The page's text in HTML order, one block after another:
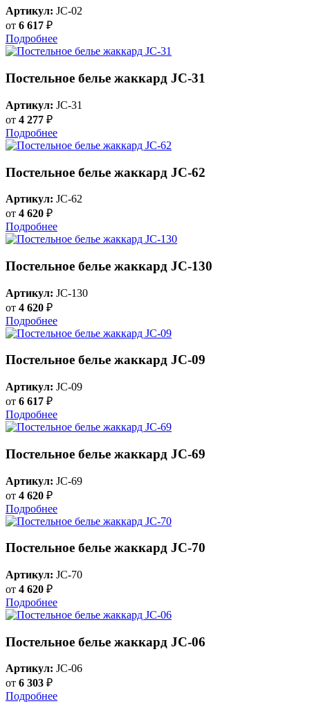
Артикул: JC-02
от 6 617 ₽
Подробнее
Постельное белье жаккард JC-31
Артикул: JC-31
от 4 277 ₽
Подробнее
Постельное белье жаккард JC-62
Артикул: JC-62
от 4 620 ₽
Подробнее
Постельное белье жаккард JC-130
Артикул: JC-130
от 4 620 ₽
Подробнее
Постельное белье жаккард JC-09
Артикул: JC-09
от 6 617 ₽
Подробнее
Постельное белье жаккард JC-69
Артикул: JC-69
от 4 620 ₽
Подробнее
Постельное белье жаккард JC-70
Артикул: JC-70
от 4 620 ₽
Подробнее
Постельное белье жаккард JC-06
Артикул: JC-06
от 6 303 ₽
Подробнее